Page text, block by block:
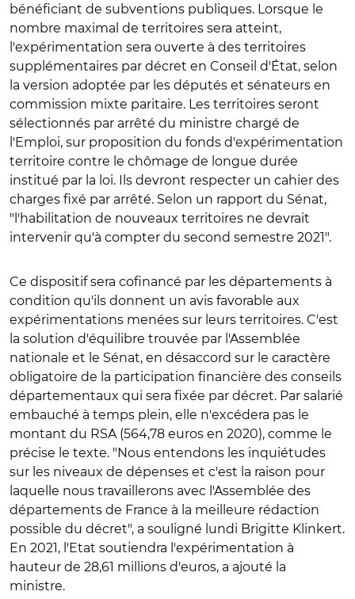
bénéficiant de subventions publiques. Lorsque le
nombre maximal de territoires sera atteint,
l'expérimentation sera ouverte à des territoires
supplémentaires par décret en Conseil d'État, selon
la version adoptée par les députés et sénateurs en
commission mixte paritaire. Les territoires seront
sélectionnés par arrêté du ministre chargé de
l'Emploi, sur proposition du fonds d'expérimentation
territoire contre le chômage de longue durée
institué par la loi. Ils devront respecter un cahier des
charges fixé par arrêté. Selon un rapport du Sénat,
"l'habilitation de nouveaux territoires ne devrait
intervenir qu'à compter du second semestre 2021".
Ce dispositif sera cofinancé par les départements à
condition qu'ils donnent un avis favorable aux
expérimentations menées sur leurs territoires. C'est
la solution d'équilibre trouvée par l'Assemblée
nationale et le Sénat, en désaccord sur le caractère
obligatoire de la participation financière des conseils
départementaux qui sera fixée par décret. Par salarié
embauché à temps plein, elle n'excédera pas le
montant du RSA (564,78 euros en 2020), comme le
précise le texte. "Nous entendons les inquiétudes
sur les niveaux de dépenses et c'est la raison pour
laquelle nous travaillerons avec l'Assemblée des
départements de France à la meilleure rédaction
possible du décret", a souligné lundi Brigitte Klinkert.
En 2021, l'Etat soutiendra l'expérimentation à
hauteur de 28,61 millions d'euros, a ajouté la
ministre.